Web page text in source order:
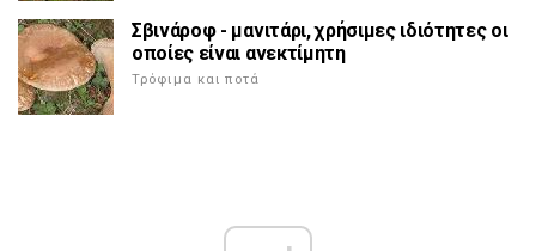
Σβινάροφ - μανιτάρι, χρήσιμες ιδιότητες οι
οποίες είναι ανεκτίμητη
Τρόφιμα και ποτά